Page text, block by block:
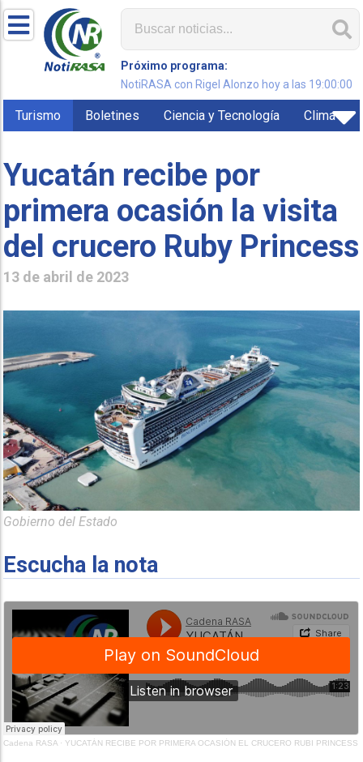
Próximo programa:
NotiRASA con Rigel Alonzo hoy a las 19:00:00
Turismo Boletines Ciencia y Tecnología Clima
Yucatán recibe por
primera ocasión la visita
del crucero Ruby Princess
13 de abril de 2023
Gobierno del Estado
Escucha la nota
Cadena RASA ·YUCATÁN RECIBE POR PRIMERA OCASIÓN EL CRUCERO RUBI PRINCESS